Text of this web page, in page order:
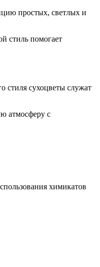
простых, светлых и
стиль помогает
стиля сухоцветы служат
атмосферу с
химикатов